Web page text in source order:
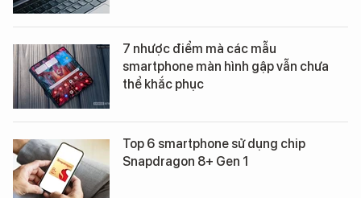
7 nhược điểm mà các mẫu
smartphone màn hình gập vẫn chưa
thể khắc phục
Top 6 smartphone sử dụng chip
Snapdragon 8+ Gen 1